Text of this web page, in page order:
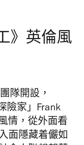
》英倫風
隊開設，
險家」Frank
情，從外面看
面隱藏着儼如